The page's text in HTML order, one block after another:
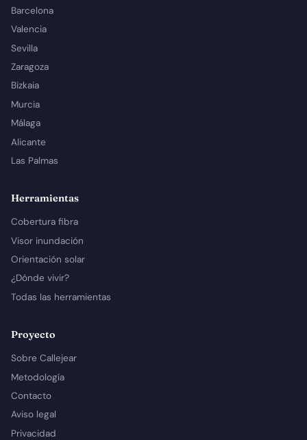
Barcelona
Valencia
Sevilla
Zaragoza
Bizkaia
Murcia
Málaga
Alicante
Las Palmas
Herramientas
Cobertura fibra
Visor inundación
Orientación solar
¿Dónde vivir?
Todas las herramientas
Proyecto
Sobre Callejear
Metodología
Contacto
Aviso legal
Privacidad